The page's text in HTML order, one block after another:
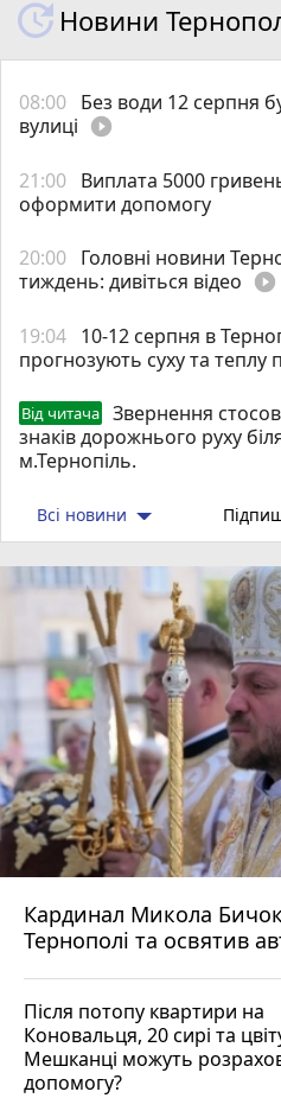
Новини
08:00 Без води 12 серпня
вулиці play_circle_filled
21:00 Виплата 5000
оформити допомогу
20:00 Головні новини
тиждень: дивіться відео play_circle_filled
19:04 10-12 серпня в
прогнозують суху та теплу
Від читача
Звернення
знаків дорожнього руху
м.Тернопіль.
Всі новини
Кардинал Микола
Тернополі та освятив
Після потопу квартири на
Коновальця, 20 сирі та
Мешканці можуть
допомогу?